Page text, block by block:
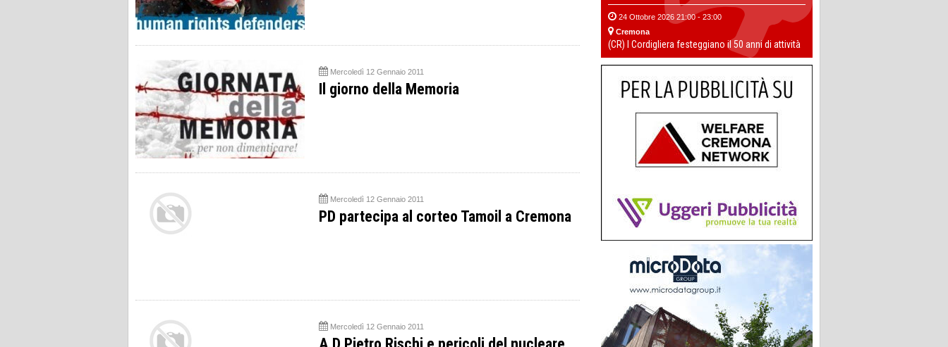
Mercoledì 12 Gennaio 2011
Il giorno della Memoria
Mercoledì 12 Gennaio 2011
PD partecipa al corteo Tamoil a Cremona
Mercoledì 12 Gennaio 2011
A.D.Pietro Rischi e pericoli del nucleare
24 Ottobre 2026 21:00 - 23:00
Cremona
(CR) I Cordigliera festeggiano il 50 anni di attività